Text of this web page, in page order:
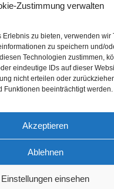
Zustimmung verwalten
Erlebnis zu bieten, verwenden wir
zu speichern und/
Technologien zustimmen,
eindeutige IDs auf dieser
nicht erteilen oder
Funktionen beeinträchtigt werden.
Akzeptieren
Ablehnen
Einstellungen einsehen